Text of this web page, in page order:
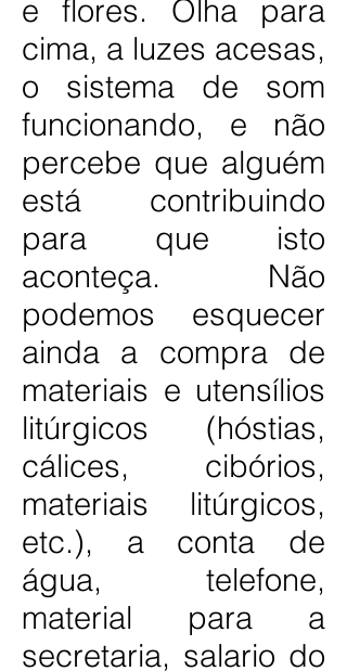
e flores. Olha para
cima, a luzes acesas,
o sistema de som
funcionando, e não
percebe que alguém
está contribuindo
para que isto
aconteça. Não
podemos esquecer
ainda a compra de
materiais e utensílios
litúrgicos (hóstias,
cálices, cibórios,
materiais litúrgicos,
etc.), a conta de
água, telefone,
material para a
secretaria, salario do